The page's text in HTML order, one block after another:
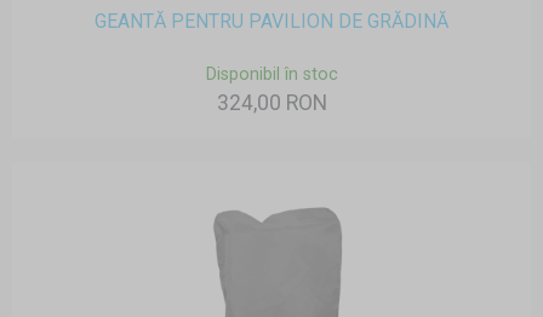
GEANTĂ PENTRU PAVILION DE GRĂDINĂ
Disponibil în stoc
324,00 RON